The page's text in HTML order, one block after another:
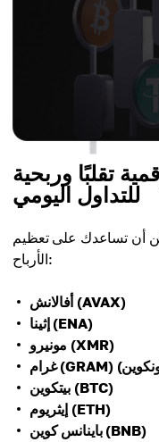
تقلبًا وربحية
للتداول اليومي
رقمية يمكن أن تساعدك على تعظيم
الأرباح:
أفالانش (AVAX)
إثينا (ENA)
مونيرو (XMR)
بيتكوين (BTC)
إيثريوم (ETH)
باينانس كوين (BNB)